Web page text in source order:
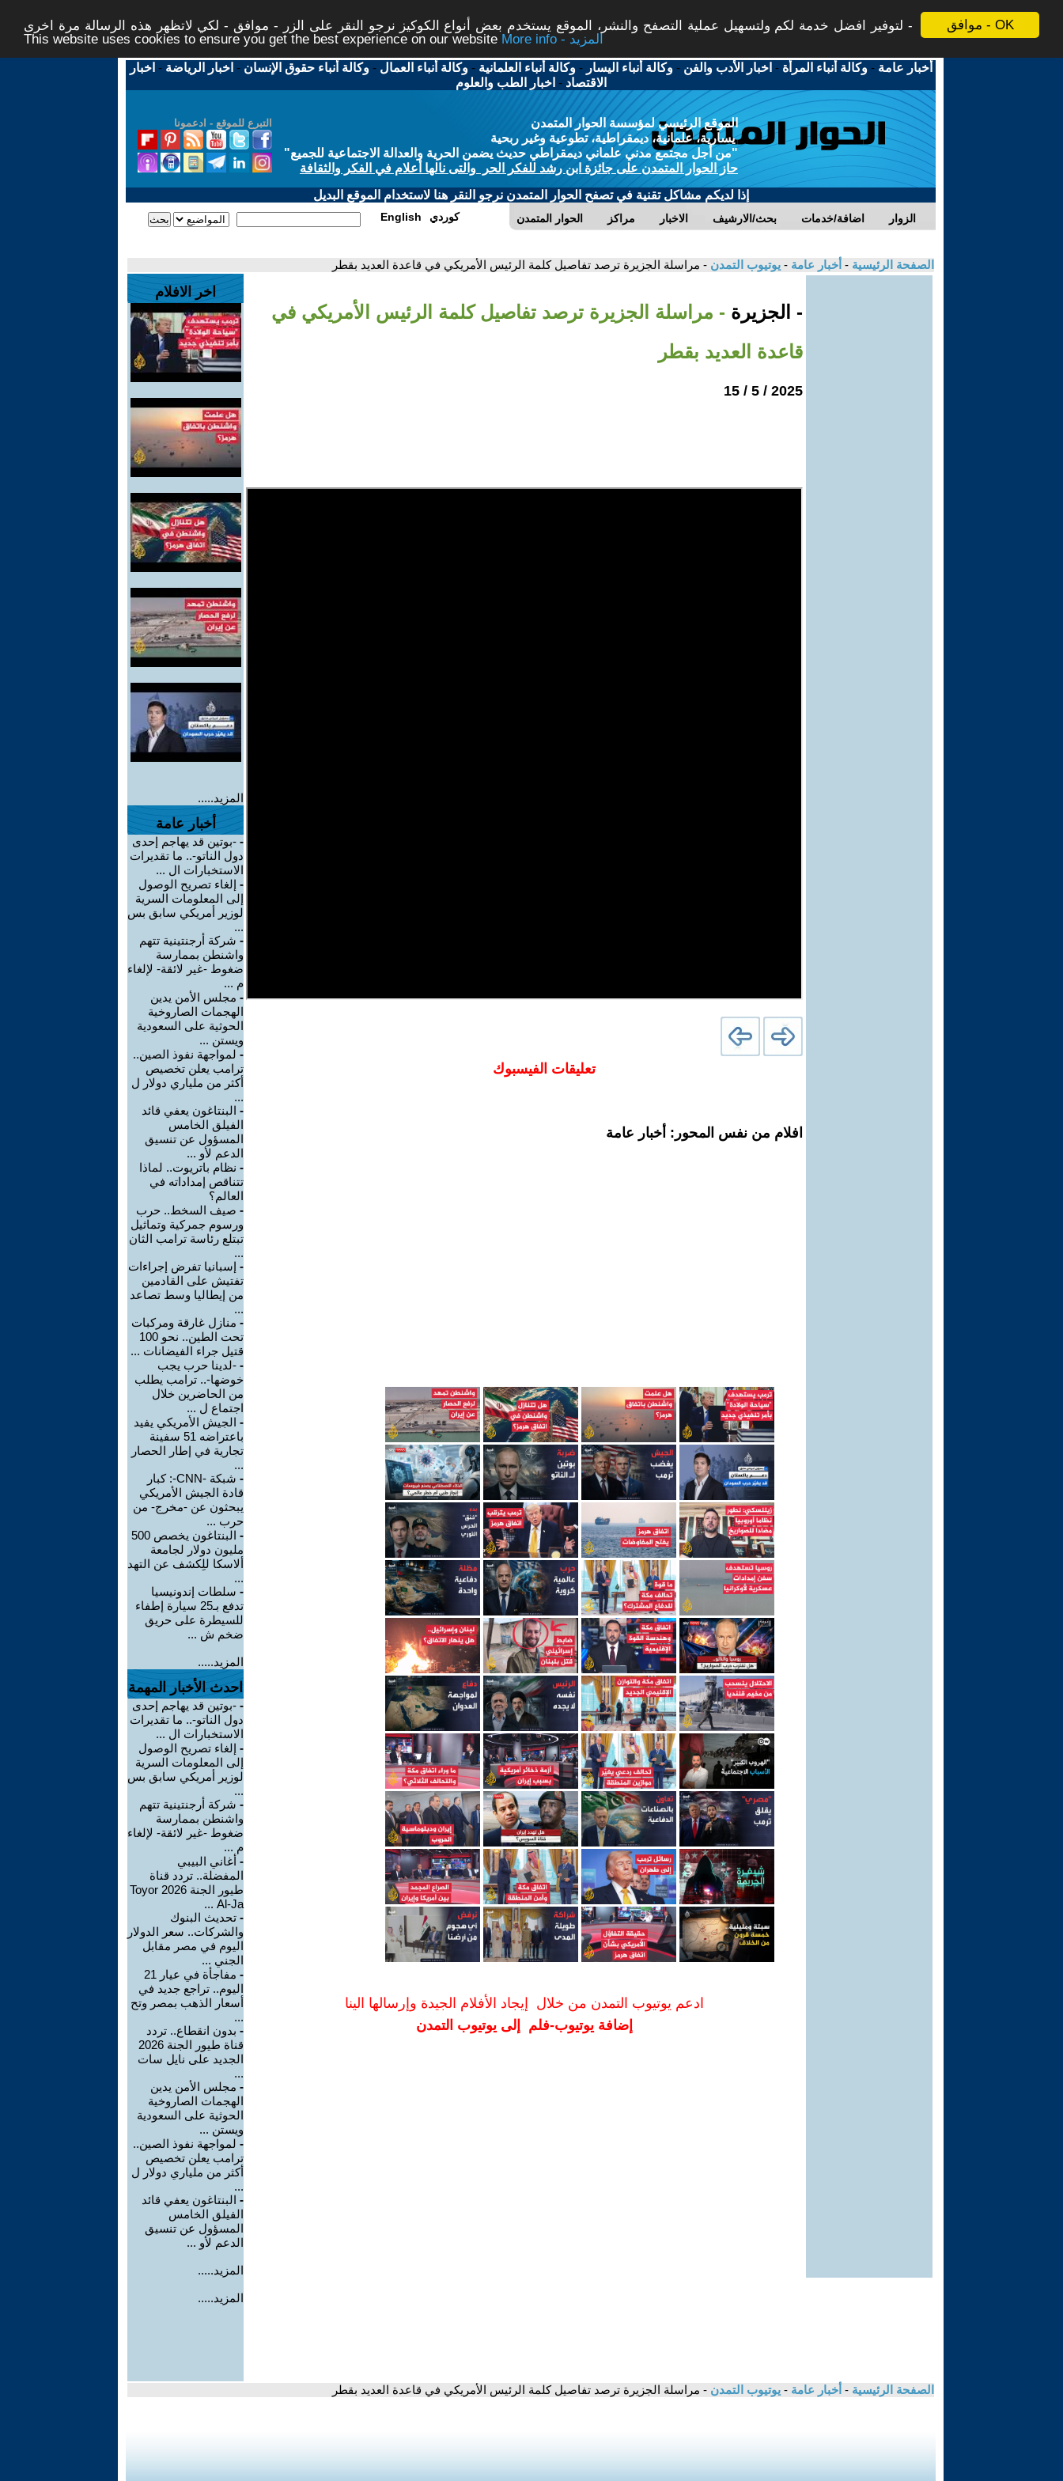
موافق - OK
لتوفير افضل خدمة لكم ولتسهيل عملية التصفح والنشر، الموقع يستخدم بعض أنواع الكوكيز نرجو النقر على الزر - موافق - لكي لاتظهر هذه الرسالة مرة اخرى -
This website uses cookies to ensure you get the best experience on our website
More info - المزيد
أخبار عامة -وكالة أنباء المرأة - اخبار الأدب والفن -وكالة أنباء اليسار -وكالة أنباء العلمانية -وكالة أنباء العمال -وكالة أنباء حقوق الإنسان - اخبار الرياضة - اخبار
الاقتصاد - اخبار الطب والعلوم
التبرع للموقع - ادعمونا
الموقع الرئيسي لمؤسسة الحوار المتمدن
يسارية، علمانية، ديمقراطية، تطوعية وغير ربحية
"من أجل مجتمع مدني علماني ديمقراطي حديث يضمن الحرية والعدالة الاجتماعية للجميع"
حاز الحوار المتمدن على جائزة ابن رشد للفكر الحر والتى نالها أعلام في الفكر والثقافة
إذا لديكم مشاكل تقنية في تصفح الحوار المتمدن نرجو النقر هنا لاستخدام الموقع البديل
الحوار المتمدن مراكز الاخبار بحث/الارشيف اضافة/خدمات الزوار English كوردي
الصفحة الرئيسية - أخبار عامة - يوتيوب التمدن - مراسلة الجزيرة ترصد تفاصيل كلمة الرئيس الأمريكي في قاعدة العديد بقطر
- الجزيرة - مراسلة الجزيرة ترصد تفاصيل كلمة الرئيس الأمريكي في
قاعدة العديد بقطر
2025 / 5 / 15
تعليقات الفيسبوك
افلام من نفس المحور: أخبار عامة
ادعم يوتيوب التمدن من خلال إيجاد الأفلام الجيدة وإرسالها الينا
إضافة يوتيوب-فلم إلى يوتيوب التمدن
اخر الافلام
المزيد.....
أخبار عامة
- -بوتين قد يهاجم إحدى
دول الناتو-.. ما تقديرات
الاستخبارات ال ...
- إلغاء تصريح الوصول
إلى المعلومات السرية
لوزير أمريكي سابق بس
...
- شركة أرجنتينية تتهم
واشنطن بممارسة
ضغوط -غير لائقة- لإلغاء
م ...
- مجلس الأمن يدين
الهجمات الصاروخية
الحوثية على السعودية
ويستن ...
- لمواجهة نفوذ الصين..
ترامب يعلن تخصيص
أكثر من ملياري دولار ل
...
- البنتاغون يعفي قائد
الفيلق الخامس
المسؤول عن تنسيق
الدعم لأو ...
- نظام باتريوت.. لماذا
تتناقص إمداداته في
العالم؟
- صيف السخط.. حرب
ورسوم جمركية وتماثيل
تبتلع رئاسة ترامب الثان
...
- إسبانيا تفرض إجراءات
تفتيش على القادمين
من إيطاليا وسط تصاعد
...
- منازل غارقة ومركبات
تحت الطين.. نحو 100
قتيل جراء الفيضانات ...
- -لدينا حرب يجب
خوضها-.. ترامب يطلب
من الحاضرين خلال
اجتماع ل ...
- الجيش الأمريكي يفيد
باعتراضه 51 سفينة
تجارية في إطار الحصار
...
-
شبكة -CNN-: كبار
قادة الجيش الأمريكي
يبحثون عن -مخرج- من
حرب ...
-
البنتاغون يخصص 500
مليون دولار لجامعة
ألاسكا للِكشف عن التهد
...
- سلطات إندونيسيا
تدفع بـ25 سيارة إطفاء
للسيطرة على حريق
ضخم ش ...
المزيد.....
احدث الأخبار المهمة
- -بوتين قد يهاجم إحدى
دول الناتو-.. ما تقديرات
الاستخبارات ال ...
- إلغاء تصريح الوصول
إلى المعلومات السرية
لوزير أمريكي سابق بس
...
- شركة أرجنتينية تتهم
واشنطن بممارسة
ضغوط -غير لائقة- لإلغاء
م ...
- أغاني البيبي
المفضلة.. تردد قناة
طيور الجنة 2026 Toyor
Al-Ja ...
- تحديث البنوك
والشركات.. سعر الدولار
اليوم في مصر مقابل
الجني ...
-
مفاجأة في عيار 21
اليوم.. تراجع جديد في
أسعار الذهب بمصر وتح
...
- بدون انقطاع.. تردد
قناة طيور الجنة 2026
الجديد على نايل سات
...
- مجلس الأمن يدين
الهجمات الصاروخية
الحوثية على السعودية
ويستن ...
- لمواجهة نفوذ الصين..
ترامب يعلن تخصيص
أكثر من ملياري دولار ل
...
- البنتاغون يعفي قائد
الفيلق الخامس
المسؤول عن تنسيق
الدعم لأو ...
المزيد.....
المزيد.....
الصفحة الرئيسية - أخبار عامة - يوتيوب التمدن - مراسلة الجزيرة ترصد تفاصيل كلمة الرئيس الأمريكي في قاعدة العديد بقطر